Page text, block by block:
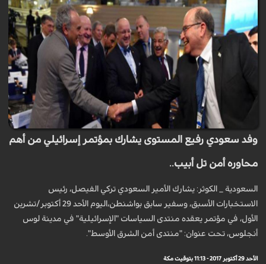
وفد سعودي رفيع المستوى يشارك بمؤتمر إسرائيلي من أهم
محاوره أمن تل أبيب..
السعودية _ الكوثر: يشارك الأمير السعودي تركي الفيصل، رئيس
الاستخبارات الأسبق، وسفير سابق بواشنطن،اليوم الأحد 29 أكتوبر/تشرين
الأول، في مؤتمر يعقده منتدى السياسات "الإسرائيلية" في مدينة لوس
أنجلوس، تحت عنوان: "منتدى أمن الشرق الأوسط".
الأحد 29 أكتوبر 2017 - 11:13 بتوقيت مكة